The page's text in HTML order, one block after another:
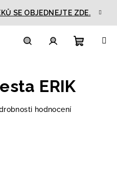
SE OBJEDNEJTE ZDE.
ERIK
hodnocení